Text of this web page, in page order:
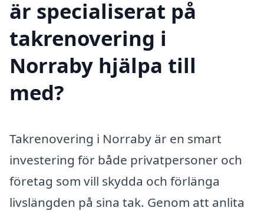
är specialiserat på
takrenovering i
Norraby hjälpa till
med?
Takrenovering i Norraby är en smart
investering för både privatpersoner och
företag som vill skydda och förlänga
livslängden på sina tak. Genom att anlita